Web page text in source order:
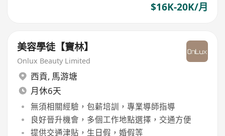
$16K-20K/月
美容學徒【寶林】
Onlux Beauty Limited
西貢, 馬游塘
月休6天
無須相關經驗，包薪培訓，專業導師指導
良好晉升機會，多個工作地點選擇，交通方便
提供交通津貼，生日假，婚假等